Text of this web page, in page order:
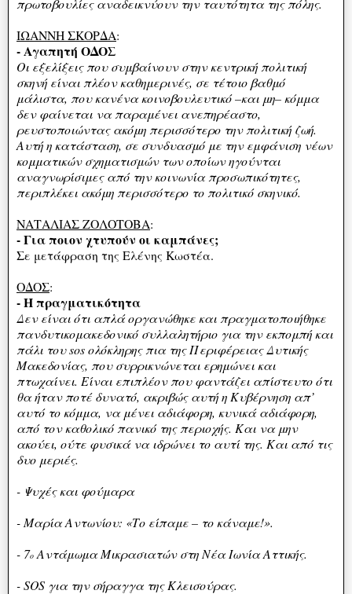
πρωτοβουλίες αναδεικνύουν την ταυτότητα της πόλης.
ΙΩΑΝΝΗ ΣΚΟΡΔΑ:
- Αγαπητή ΟΔΟΣ
Οι εξελίξεις που συμβαίνουν στην κεντρική πολιτική
σκηνή είναι πλέον καθημερινές, σε τέτοιο βαθμό
μάλιστα, που κανένα κοινοβουλευτικό –και μη– κόμμα
δεν φαίνεται να παραμένει ανεπηρέαστο,
ρευστοποιώντας ακόμη περισσότερο την πολιτική ζωή.
Αυτή η κατάσταση, σε συνδυασμό με την εμφάνιση νέων
κομματικών σχηματισμών των οποίων ηγούνται
αναγνωρίσιμες από την κοινωνία προσωπικότητες,
περιπλέκει ακόμη περισσότερο το πολιτικό σκηνικό.
ΝΑΤΑΛΙΑΣ ΖΟΛΟΤΟΒΑ:
- Για ποιον χτυπούν οι καμπάνες;
Σε μετάφραση της Ελένης Κωστέα.
ΟΔΟΣ:
- Η πραγματικότητα
Δεν είναι ότι απλά οργανώθηκε και πραγματοποιήθηκε
πανδυτικομακεδονικό συλλαλητήριο για την εκπομπή και
πάλι του sos ολόκληρης πια της Περιφέρειας Δυτικής
Μακεδονίας, που συρρικνώνεται ερημώνει και
πτωχαίνει. Είναι επιπλέον που φαντάζει απίστευτο ότι
θα ήταν ποτέ δυνατό, ακριβώς αυτή η Κυβέρνηση απ’
αυτό το κόμμα, να μένει αδιάφορη, κυνικά αδιάφορη,
από τον καθολικό πανικό της περιοχής. Και να μην
ακούει, ούτε φυσικά να ιδρώνει το αυτί της. Και από τις
δυο μεριές.
- Ψυχές και φούμαρα
- Μαρία Αντωνίου: «Το είπαμε – το κάναμε!».
- 7ο Αντάμωμα Μικρασιατών στη Νέα Ιωνία Αττικής.
- SOS για την σήραγγα της Κλεισούρας.